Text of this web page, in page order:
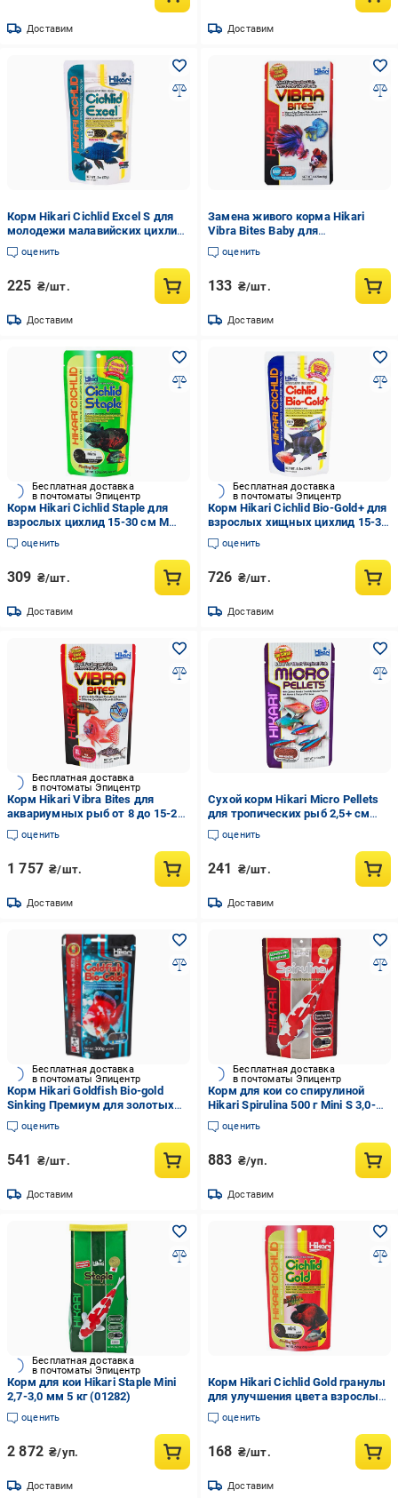
Доставим Доставим
Корм Hikari Cichlid Excel S для
молодежи малавийских цихлид
8-15 см/гранулы 3,5-4,0 мм/57 г
(14211)
оценить
225 ₴/шт.
Доставим
Замена живого корма Hikari
Vibra Bites Baby для
аквариумных рыб от 2,5-3 до 6-
7 см/черви ~3,5-4 мм/5 г
медленно-тонучий (22200)
оценить
133 ₴/шт.
Доставим
Бесплатная доставка
в почтоматы Эпицентр
Корм Hikari Cichlid Staple для
взрослых цихлид 15-30 см М
5,0-5,5 мм гранулы 250 г (03328)
оценить
309 ₴/шт.
Доставим
Бесплатная доставка
в почтоматы Эпицентр
Корм Hikari Cichlid Bio-Gold+ для
взрослых хищных цихлид 15-30
см гранулы M 5,0-5,0 мм 250 г
(15328)
оценить
726 ₴/шт.
Доставим
Бесплатная доставка
в почтоматы Эпицентр
Корм Hikari Vibra Bites для
аквариумных рыб от 8 до 15-20
см XL черви ~7-8 мм 415 г
медленно-тонучий (22238)
оценить
1 757 ₴/шт.
Доставим
Сухой корм Hikari Micro Pellets
для тропических рыб 2,5+ см
микрогранулы ~0,8 мм
медленно тонущий 22 г (21102)
оценить
241 ₴/шт.
Доставим
Бесплатная доставка
в почтоматы Эпицентр
Корм Hikari Goldfish Bio-gold
Sinking Премиум для золотых
рыбок и малька кои с
пробиотиками 4+ см гранулы
2,7-3,0 мм тонущий 100 г (02512)
оценить
541 ₴/шт.
Доставим
Бесплатная доставка
в почтоматы Эпицентр
Корм для кои со спирулиной
Hikari Spirulina 500 г Mini S 3,0-
3,4 мм
оценить
883 ₴/уп.
Доставим
Бесплатная доставка
в почтоматы Эпицентр
Корм для кои Hikari Staple Mini
2,7-3,0 мм 5 кг (01282)
оценить
2 872 ₴/уп.
Доставим
Корм Hikari Cichlid Gold гранулы
для улучшения цвета взрослых
цихлид 15-30 см M 57 г, 4,8-5,3
мм (04311)
оценить
168 ₴/шт.
Доставим